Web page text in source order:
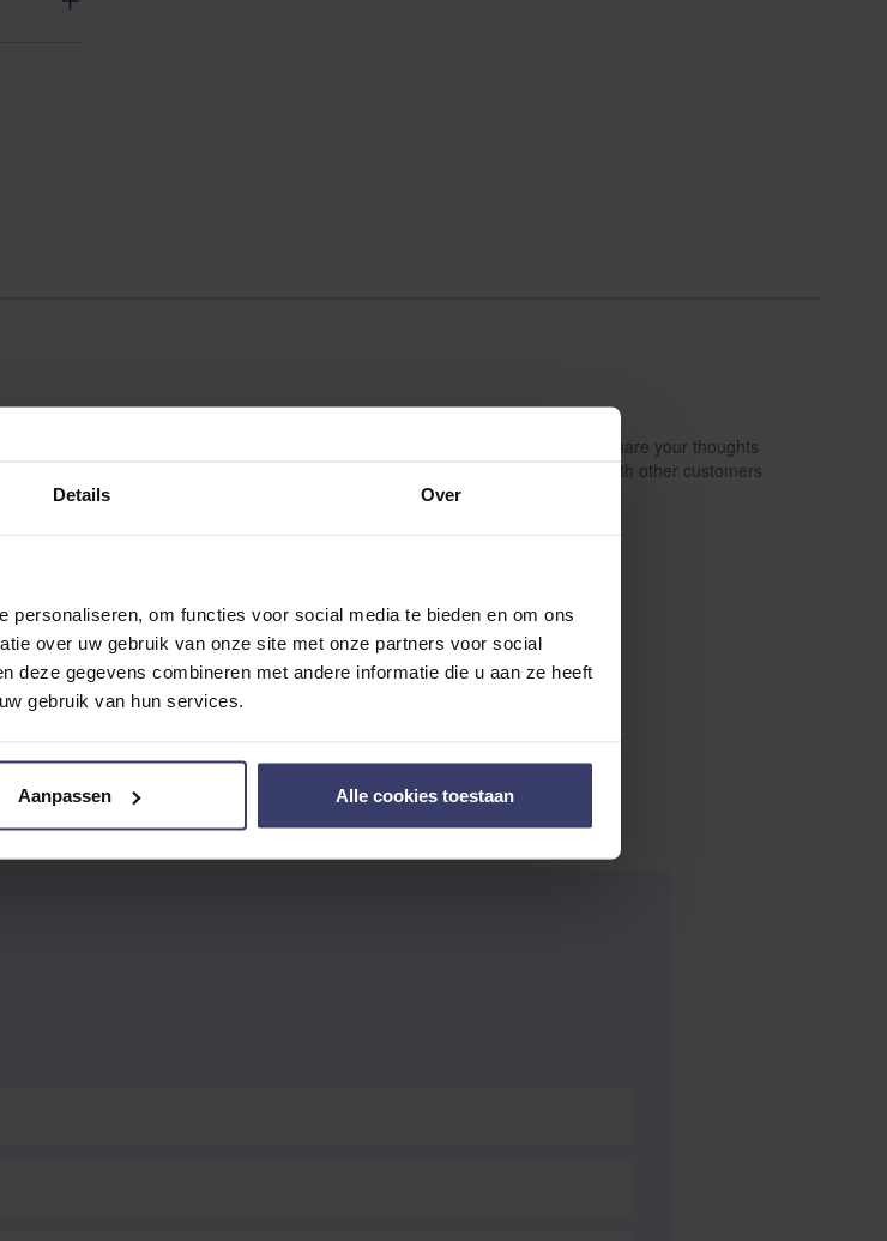
Details Over
personaliseren, om functies voor social media te bieden en om ons
over uw gebruik van onze site met onze partners voor social
deze gegevens combineren met andere informatie die u aan ze heeft
gebruik van hun services.
Aanpassen Alle cookies toestaan
Share your thoughts
with other customers
No reviews